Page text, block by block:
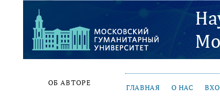
ОБ АВТОРЕ
ГЛАВНАЯ О НАС